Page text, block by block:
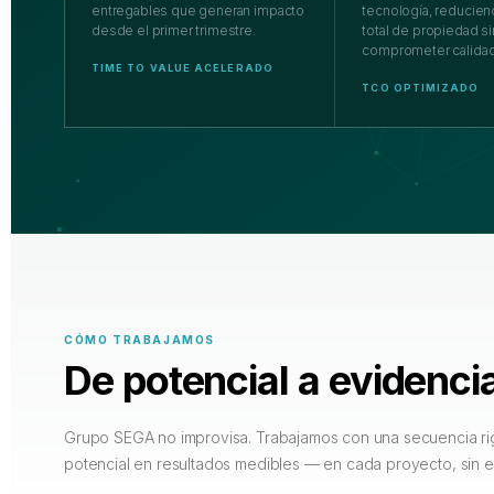
entregables que generan impacto
desde el primer trimestre.
TIME TO VALUE ACELERADO
tecnología,
total de propiedad
comprometer
TCO OPTIMIZADO
CÓMO TRABAJAMOS
De potencial a
Grupo SEGA no improvisa. Trabajamos con una secuencia
potencial en resultados medibles — en cada proyecto, sin